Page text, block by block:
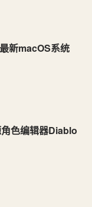
新macOS系统
色编辑器Diablo